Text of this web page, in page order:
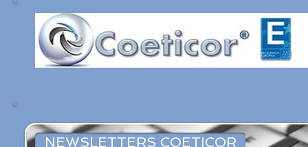
NEWSLETTERS COETICOR